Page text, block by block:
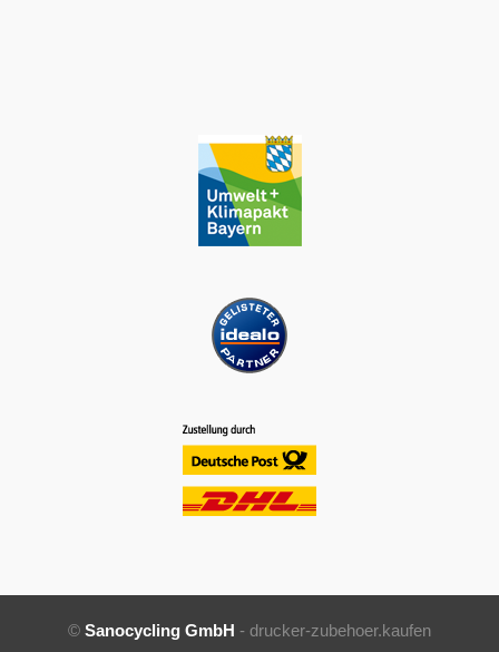
© Sanocycling GmbH - drucker-zubehoer.kaufen